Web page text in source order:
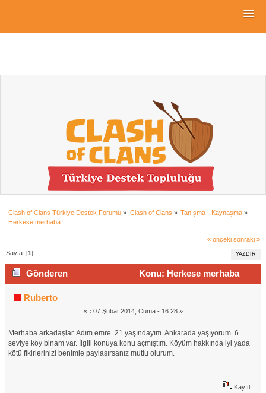
Clash of Clans Türkiye Destek Forumu » Clash of Clans » Tanışma - Kaynaşma»
Herkese merhaba
« önceki sonraki »
YAZDIR
Sayfa: [1]
Gönderen
Konu: Herkese merhaba
(Okunma sayısı 1145 defa)
Ruberto
« : 07 Şubat 2014, Cuma - 16:28 »
Merhaba arkadaşlar. Adım emre. 21 yaşındayım. Ankarada yaşıyorum. 6
seviye köy binam var. İlgili konuya konu açmıştım. Köyüm hakkında iyi yada
kötü fikirlerinizi benimle paylaşırsanız mutlu olurum.
Kayıtlı